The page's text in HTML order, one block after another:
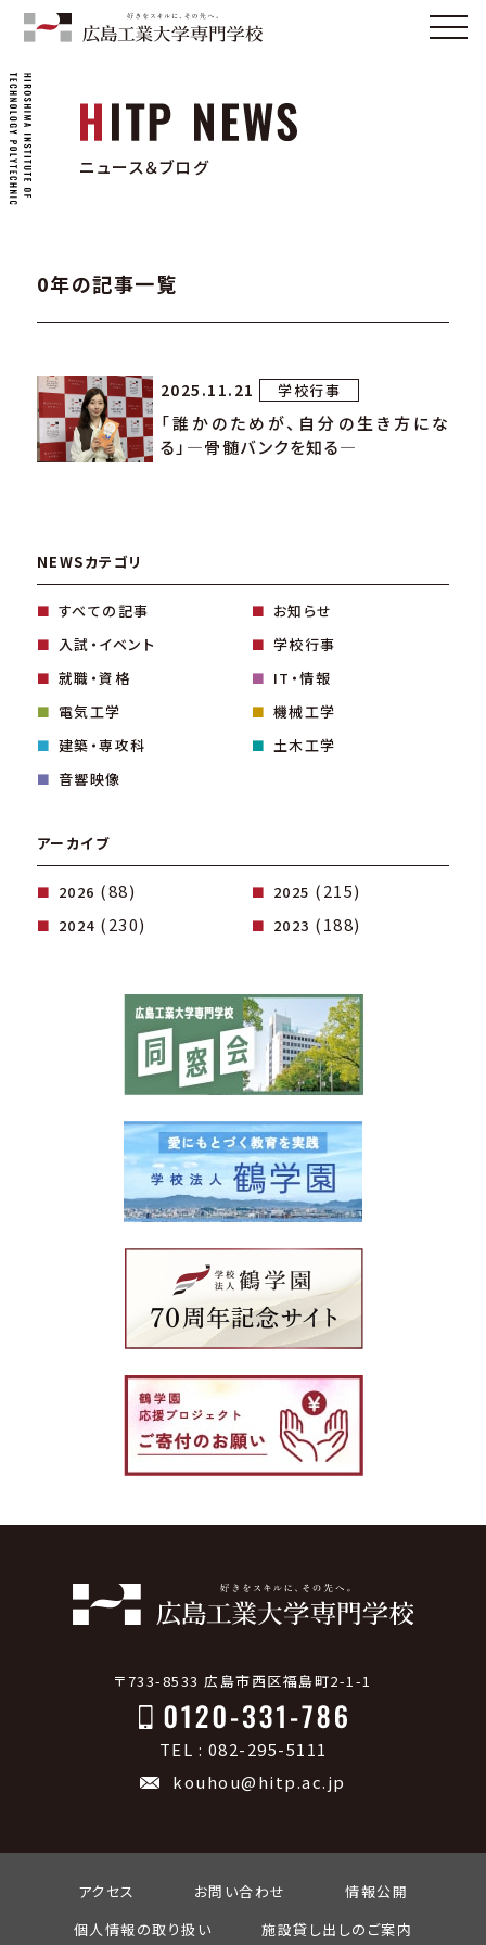
ニュース＆ブログ
0年の記事一覧
2025.11.21 学校行事
「誰かのためが、自分の生き方にな
る」―骨髄バンクを知る―
NEWSカテゴリ
すべての記事
お知らせ
入試・イベント
学校行事
就職・資格
IT・情報
電気工学
機械工学
建築・専攻科
土木工学
音響映像
アーカイブ
2026 (88) 2025 (215)
2024 (230) 2023 (188)
〒733-8533 広島市西区福島町2-1-1
TEL : 082-295-5111
kouhou@hitp.ac.jp
アクセス お問い合わせ
情報公開
個人情報の取り扱い
施設貸し出しのご案内